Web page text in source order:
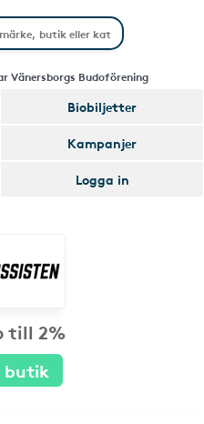
Vänersborgs Budoförening
Biobiljetter
Kampanjer
Logga in
till 2%
butik